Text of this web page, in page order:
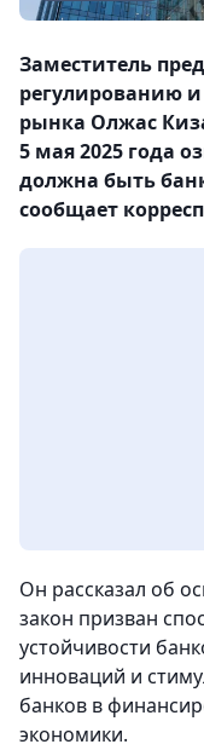
Заместитель
регулированию
рынка Олжас
5 мая 2025 года
должна быть
сообщает
Он рассказал об
закон призван
устойчивости
инноваций и
банков в
экономики.